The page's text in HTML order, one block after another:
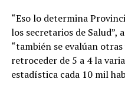
“Eso lo determina
los secretarios de Salud”,
“también se evalúan
retroceder de 5 a 4 la
estadística cada 10 mil